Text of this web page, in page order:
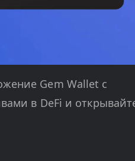
Gem Wallet с
в DeFi и